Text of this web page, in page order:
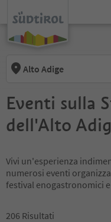
Alto Adige
Eventi sulla
dell'Alto
Vivi un'esperienza
numerosi eventi
festival enogastronomici
206 Risultati